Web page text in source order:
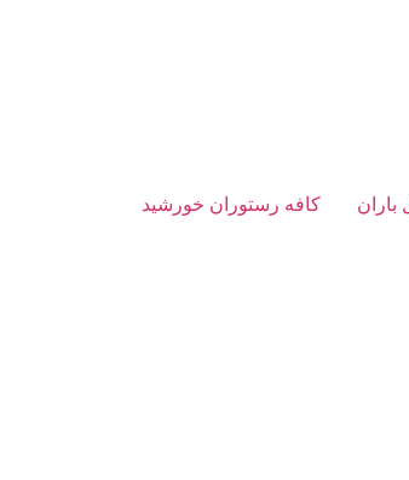
باران کافه رستوران خورشید